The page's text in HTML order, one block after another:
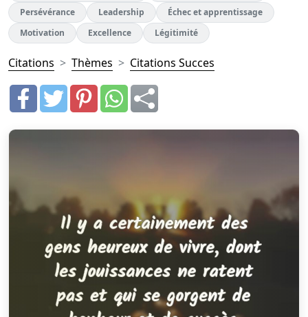
Persévérance
Leadership
Échec et apprentissage
Motivation
Excellence Légitimité
Citations Thèmes Citations Succes